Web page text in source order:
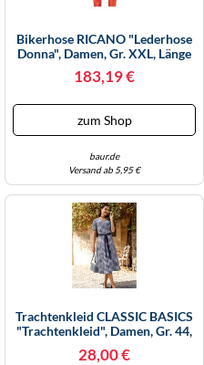
Bikerhose RICANO "Lederhose
Donna", Damen, Gr. XXL, Länge
34, Rot, Obermaterial: 100%
Ziegennappaleder GONA.,
XXL) Rot
183,19 €
zum Shop
baur.de
Versand ab 5,95 €
Trachtenkleid CLASSIC BASICS
"Trachtenkleid", Damen, Gr. 44,
Weiß, Kariert), 50% Baumwolle,
28,00 €